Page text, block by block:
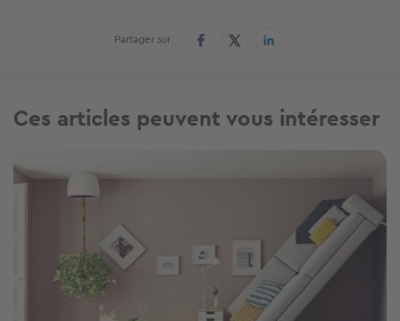
Partager sur
Ces articles peuvent vous intéresser